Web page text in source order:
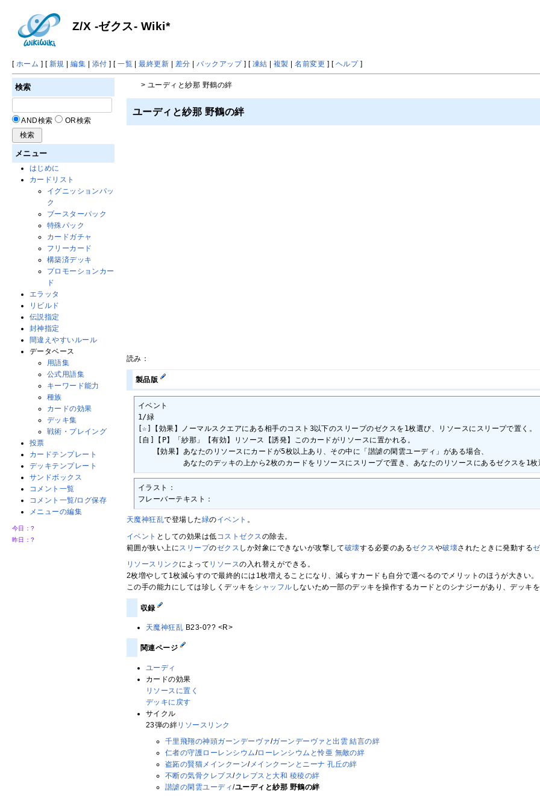
Z/X -ゼクス- Wiki*
[ ホーム ] [ 新規 |編集 | 添付 ] [一覧 |最終更新 | 差分 |バックアップ] [ 凍結 | 複製 |名前変更 ] [ ヘルプ]
> ユーディと紗那 野鶴の絆
ユーディと紗那 野鶴の絆
読み：
製品版
イベント
1/緑
[☆]【効果】ノーマルスクエアにある相手のコスト3以下のスリープのゼクスを1枚選び、リソースにスリープで置く。
[自]【P】「紗那」【有効】リソース【誘発】このカードがリソースに置かれる。
【効果】あなたのリソースにカードが5枚以上あり、その中に「諧謔の閑雲ユーディ」がある場合、
あなたのデッキの上から2枚のカードをリソースにスリープで置き、あなたのリソースにあるゼクスを1枚選
イラスト：
フレーバーテキスト：
天魔神狂乱で登場した緑のイベント 。
イベント としての効果は低コストゼクスの除去。
範囲が狭い上にスリープのゼクス しか対象にできないが攻撃して破壊する必要のあるゼクスや破壊されたときに発動する
リソースリンク によって リソースの入れ替えができる。
2枚増やして1枚減らすので最終的には1枚増えることになり、減らすカードも自分で選べるのでメリットのほうが大きい。
この手の能力にしては珍しくデッキをシャッフル しないため一部のデッキを操作するカードとのシナジーがあり、デッキ
収録
天魔神狂乱 B23-0?? <R>
関連ページ
ユーディ
カードの効果
リソースに置く
デッキに戻す
サイクル
23弾の絆リソースリンク
千里飛翔の神頭ガーンデーヴァ/ガーンデーヴァと出雲 結言の絆
仁者の守護ローレンシウム/ローレンシウムと怜亜 無敵の絆
盗跖の賢猫メインクーン/メインクーンとニーナ 孔丘の絆
不断の気骨クレプス/クレプスと大和 稜稜の絆
諧謔の閑雲ユーディ/ユーディと紗那 野鶴の絆
検索
AND検索 OR検索
メニュー
はじめに
カードリスト
イグニッションパッ
ク
ブースターパック
特殊パック
カードガチャ
フリーカード
構築済デッキ
プロモーションカー
ド
エラッタ
リビルド
伝説指定
封神指定
間違えやすいルール
データベース
用語集
公式用語集
キーワード能力
種族
カードの効果
デッキ集
戦術・プレイング
投票
カードテンプレート
デッキテンプレート
サンドボックス
コメント一覧
コメント一覧/ログ保存
メニューの編集
今日：?
昨日：?